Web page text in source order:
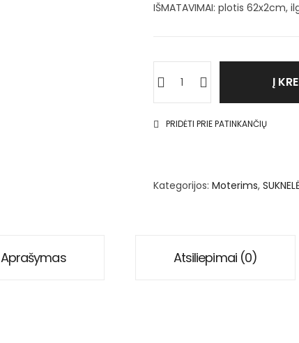
IŠMATAVIMAI: plotis 62x2cm,
Į
PRIDĖTI PRIE PATINKANČIŲ
Kategorijos: Moterims,
Aprašymas Atsiliepimai (0)